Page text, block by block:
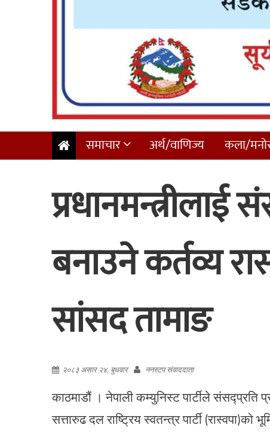
समाचार अर्थ/वाणिज्य कला/
प्रधानमन्त्रीलाई
बनाउने कर्तव्य
सांसद तामाङ
२०८३ असार २४, बुधवार ननस्टप संवाददाता
काठमाडौं । नेपाली कम्युनिस्ट पार्टीले संसद्प्रति
सत्तारुढ दल राष्ट्रिय स्वतन्त्र पार्टी (रास्वपा)को